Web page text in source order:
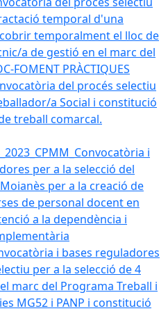
temporal d'una
temporalment el lloc de
a de gestió en el marc del
FOMENT PRÀCTIQUES
del procés selectiu
a Social i constitució
treball comarcal.
i
per a la selecció del
per a la creació de
de personal docent en
a la dependència i
i bases reguladores
per a la selecció de 4
marc del Programa Treball i
MG52 i PANP i constitució